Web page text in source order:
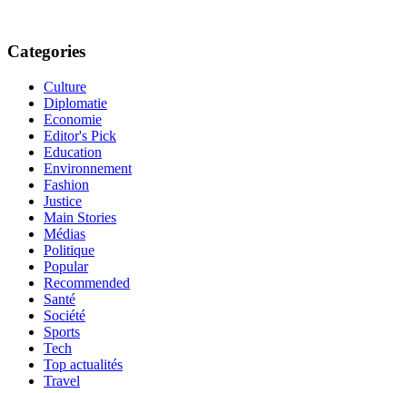
Categories
Culture
Diplomatie
Economie
Editor's Pick
Education
Environnement
Fashion
Justice
Main Stories
Médias
Politique
Popular
Recommended
Santé
Société
Sports
Tech
Top actualités
Travel